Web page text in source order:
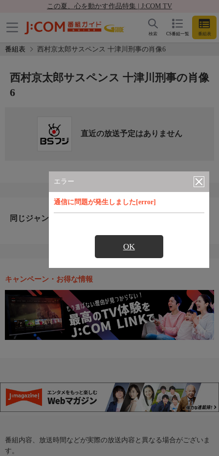
この夏、心を動かす作品特集 | J:COM TV
CS番組一覧 番組表
検索
番組表 西村京太郎サスペンス 十津川刑事の肖像6
エラー
通信に問題が発生しました[error]
OK
西村京太郎サスペンス 十津川刑事の肖像
6
直近の放送予定はありません
同じジャンルのおすすめ番組
キャンペーン・お得な情報
番組内容、放送時間などが実際の放送内容と異なる場合がございま
す。